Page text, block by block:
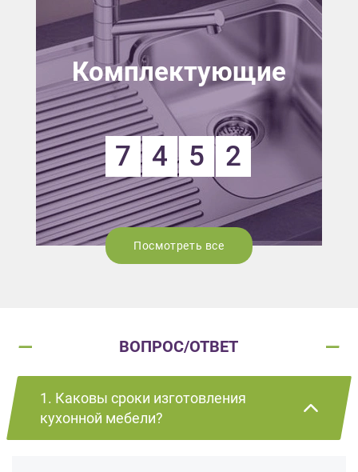
Комплектующие
7 4 5 2
Посмотреть все
ВОПРОС/ОТВЕТ
1. Каковы сроки изготовления
кухонной мебели?